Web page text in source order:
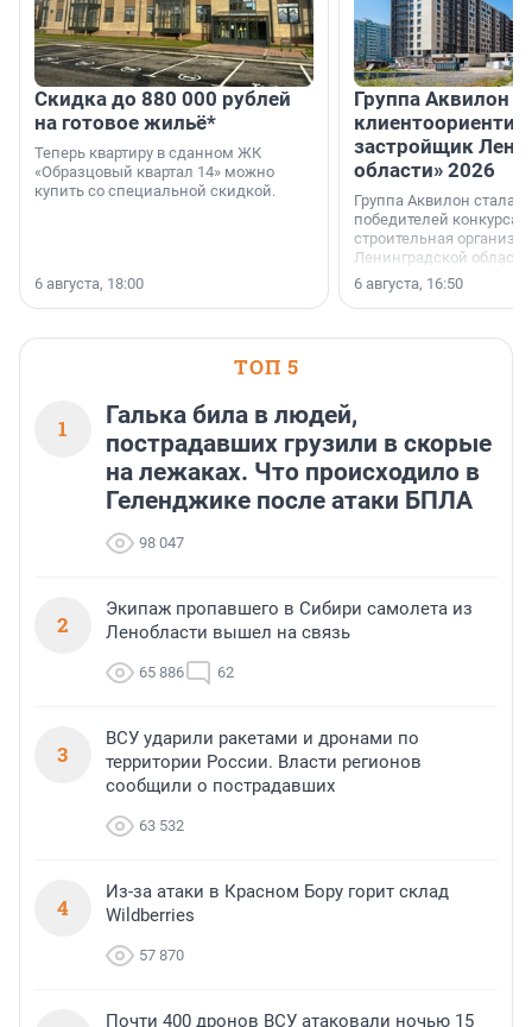
Скидка до 880 000 рублей
на готовое жильё*
Теперь квартиру в сданном ЖК
«Образцовый квартал 14» можно
купить со специальной скидкой.
6 августа, 18:00
Группа Аквилон
застройщик
области» 2026
Группа Аквилон стала
победителей конкурса
строительная
Ленинградской области
номинации «Самый
застройщик
области».
6 августа, 16:50
ТОП 5
1
Галька била в людей,
пострадавших грузили в скорые
на лежаках. Что происходило в
Геленджике после атаки БПЛА
98 047
2
Экипаж пропавшего в Сибири самолета из
Ленобласти вышел на связь
65 886 62
3
ВСУ ударили ракетами и дронами по
территории России. Власти регионов
сообщили о пострадавших
63 532
4
Из-за атаки в Красном Бору горит склад
Wildberries
57 870
Почти 400 дронов ВСУ атаковали ночью 15